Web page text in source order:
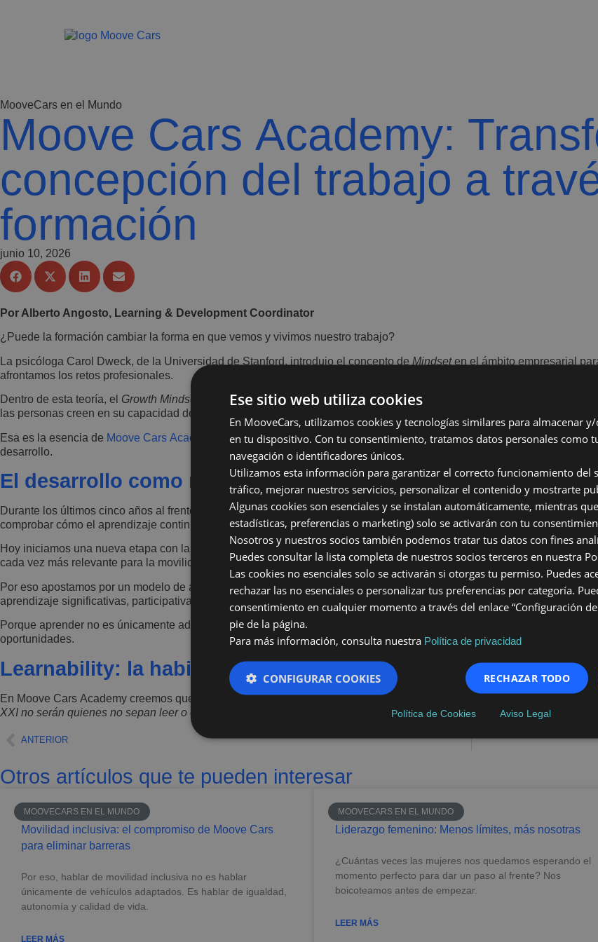
MooveCars en el Mundo
Moove Cars Academy:
concepción del trabajo a
formación
junio 10, 2026
Por Alberto Angosto, Learning & Development Coordinator
¿Puede la formación cambiar la forma en que vemos y vivimos nuestro trabajo?
La psicóloga Carol Dweck, de la Universidad de Stanford, introdujo el concepto de Mindseten el ámbito empresarial
afrontamos los retos profesionales.
Dentro de esta teoría, el Growth Mindset
o mentalidad de crecimiento sostiene que nuestras capacidades pueden
las personas creen en su capacidad de evolucionar, aumenta su compromiso, su confianza y su sentimiento de
Esa es la esencia de Moove Cars Academy
: no solo facilitar el acceso a una profesión, sino contribuir a dignificarla,
desarrollo.
El desarrollo como motor de bienestar
Durante los últimos cinco años al frente del área de Formación de Moove Cars, he tenido la oportunidad de trabajar
comprobar cómo el aprendizaje continuo se convierte en una poderosa herramienta de crecimiento profesional y
Hoy iniciamos una nueva etapa con la ambición de situar a nuestros alumnos en el centro del proyecto. Queremos que
cada vez más relevante para la movilidad de las grandes ciudades y, al mismo tiempo, como el comienzo de un camino
Por eso apostamos por un modelo de aprendizaje que va más allá de la formación presencial entendida como un
aprendizaje significativas, participativas y orientadas al impacto real, donde cada logro tenga valor y cada avance sea
Porque aprender no es únicamente adquirir conocimientos. Es descubrir nuevas posibilidades, ampliar horizontes y
oportunidades.
Learnability: la habilidad del presente
En Moove Cars Academy creemos que el talento no está definido por dónde empiezas, sino por tu capacidad para
XXI no serán quienes no sepan leer o escribir, sino quienes no sepan aprender, desaprender y reaprender”.
ANTERIOR
Otros artículos que te pueden interesar
MOOVECARS EN EL MUNDO
Movilidad inclusiva: el compromiso de Moove Cars
para eliminar barreras
Por eso, hablar de movilidad inclusiva no es hablar
únicamente de vehículos adaptados. Es hablar de igualdad,
autonomía y calidad de vida.
LEER MÁS
MOOVECARS EN EL MUNDO
Liderazgo femenino: Menos límites, más nosotras
¿Cuántas veces las mujeres nos quedamos esperando el
momento perfecto para dar un paso al frente? Nos
boicoteamos antes de empezar.
LEER MÁS
Ese sitio web utiliza cookies
En MooveCars, utilizamos cookies y tecnologías similares para almacenar
en tu dispositivo. Con tu consentimiento, tratamos datos personales como
navegación o identificadores únicos.
Utilizamos esta información para garantizar el correcto funcionamiento del
tráfico, mejorar nuestros servicios, personalizar el contenido y mostrarte
Algunas cookies son esenciales y se instalan automáticamente, mientras
estadísticas, preferencias o marketing) solo se activarán con tu
Nosotros y nuestros socios también podemos tratar tus datos con fines
Puedes consultar la lista completa de nuestros socios terceros en nuestra
Las cookies no esenciales solo se activarán si otorgas tu permiso. Puedes
rechazar las no esenciales o personalizar tus preferencias por categoría.
consentimiento en cualquier momento a través del enlace “Configuración
pie de la página.
Para más información, consulta nuestra Política de privacidad
RECHAZAR TODO
CONFIGURAR COOKIES
Política de Cookies Aviso Legal